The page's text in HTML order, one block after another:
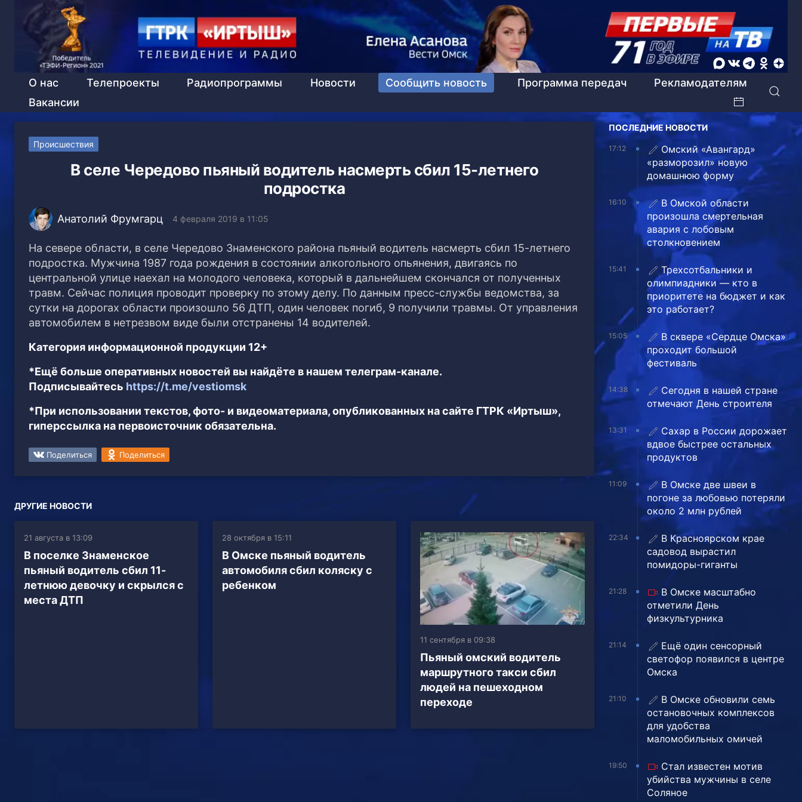
О нас Телепроекты Радиопрограммы Новости Сообщить новость Программа передач
Рекламодателям
Вакансии
Происшествия
В селе Чередово пьяный водитель насмерть сбил 15-летнего
подростка
Анатолий Фрумгарц 4 февраля 2019 в 11:05
На севере области, в селе Чередово Знаменского района пьяный водитель насмерть сбил 15-летнего
подростка. Мужчина 1987 года рождения в состоянии алкогольного опьянения, двигаясь по
центральной улице наехал на молодого человека, который в дальнейшем скончался от полученных
травм. Сейчас полиция проводит проверку по этому делу. По данным пресс-службы ведомства, за
сутки на дорогах области произошло 56 ДТП, один человек погиб, 9 получили травмы. От управления
автомобилем в нетрезвом виде были отстранены 14 водителей.
Категория информационной продукции 12+
*Ещё больше оперативных новостей вы найдёте в нашем телеграм-канале.
Подписывайтесь https://t.me/vestiomsk
*При использовании текстов, фото- и видеоматериала, опубликованных на сайте ГТРК «Иртыш»,
гиперссылка на первоисточник обязательна.
Поделиться Поделиться
ДРУГИЕ НОВОСТИ
21 августа в 13:09
В поселке Знаменское
пьяный водитель сбил 11-
летнюю девочку и скрылся с
места ДТП
28 октября в 15:11
В Омске пьяный водитель
автомобиля сбил коляску с
ребенком
11 сентября в 09:38
Пьяный омский водитель
маршрутного такси сбил
людей на пешеходном
переходе
ПОСЛЕДНИЕ НОВОСТИ
17:12
Омский «Авангард»
«разморозил» новую
домашнюю форму
16:10
В Омской области
произошла смертельная
авария с лобовым
столкновением
15:41
Трехсотбальники и
олимпиадники — кто в
приоритете на бюджет и как
это работает?
15:05
В сквере «Сердце Омска»
проходит большой
фестиваль
14:38
Сегодня в нашей стране
отмечают День строителя
13:31
Сахар в России дорожает
вдвое быстрее остальных
продуктов
11:09
В Омске две швеи в
погоне за любовью потеряли
около 2 млн рублей
22:34
В Красноярском крае
садовод вырастил
помидоры-гиганты
21:28
В Омске масштабно
отметили День
физкультурника
21:14
Ещё один сенсорный
светофор появился в центре
Омска
21:10
В Омске обновили семь
остановочных комплексов
для удобства
маломобильных омичей
19:50
Стал известен мотив
убийства мужчины в селе
Соляное